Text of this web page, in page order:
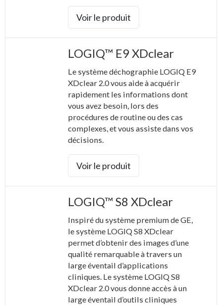
Voir le produit
LOGIQ™ E9 XDclear
Le système déchographie LOGIQ E9
XDclear 2.0 vous aide à acquérir
rapidement les informations dont
vous avez besoin, lors des
procédures de routine ou des cas
complexes, et vous assiste dans vos
décisions.
Voir le produit
LOGIQ™ S8 XDclear
Inspiré du système premium de GE,
le système LOGIQ S8 XDclear
permet d’obtenir des images d’une
qualité remarquable à travers un
large éventail d’applications
cliniques. Le système LOGIQ S8
XDclear 2.0 vous donne accès à un
large éventail d’outils cliniques